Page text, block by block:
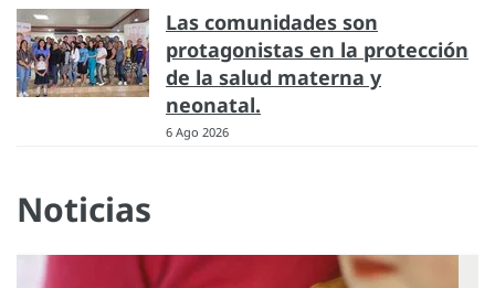
Las comunidades son
protagonistas en la protección
de la salud materna y
neonatal.
6 Ago 2026
Noticias